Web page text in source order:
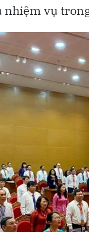
nhiệm vụ